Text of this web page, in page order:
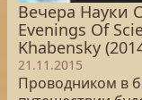
Вечера Науки
Evenings Of
Khabensky
21.11.2015
Проводником в